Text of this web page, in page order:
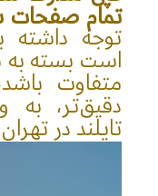
تمام صفحات
توجه
است بسته به
متفاوت
دقیق‌تر،
تایلند در